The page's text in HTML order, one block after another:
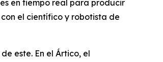
en tiempo real para producir
el científico y robotista de
este. En el Ártico, el